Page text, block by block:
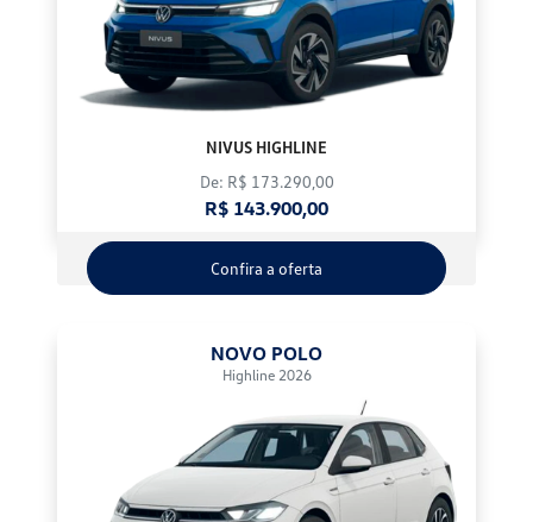
NIVUS HIGHLINE
De: R$ 173.290,00
R$ 143.900,00
Confira a oferta
NOVO POLO
Highline 2026